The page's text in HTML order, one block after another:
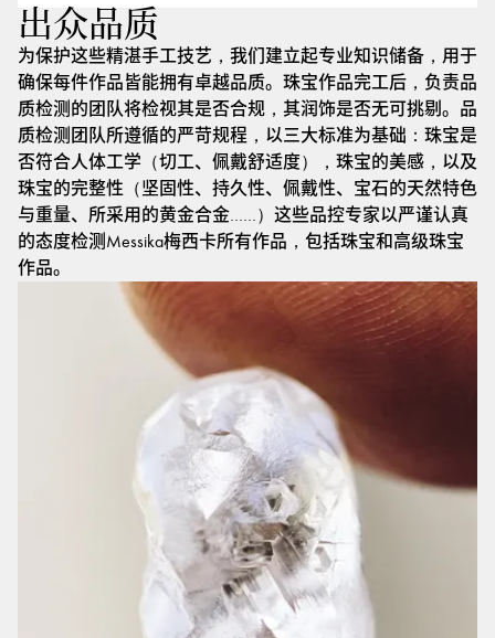
出众品质
为保护这些精湛手工技艺，我们建立起专业知识储备，用于
确保每件作品皆能拥有卓越品质。珠宝作品完工后，负责品
质检测的团队将检视其是否合规，其润饰是否无可挑剔。品
质检测团队所遵循的严苛规程，以三大标准为基础：珠宝是
否符合人体工学（切工、佩戴舒适度），珠宝的美感，以及
珠宝的完整性（坚固性、持久性、佩戴性、宝石的天然特色
与重量、所采用的黄金合金……）这些品控专家以严谨认真
的态度检测Messika梅西卡所有作品，包括珠宝和高级珠宝
作品。